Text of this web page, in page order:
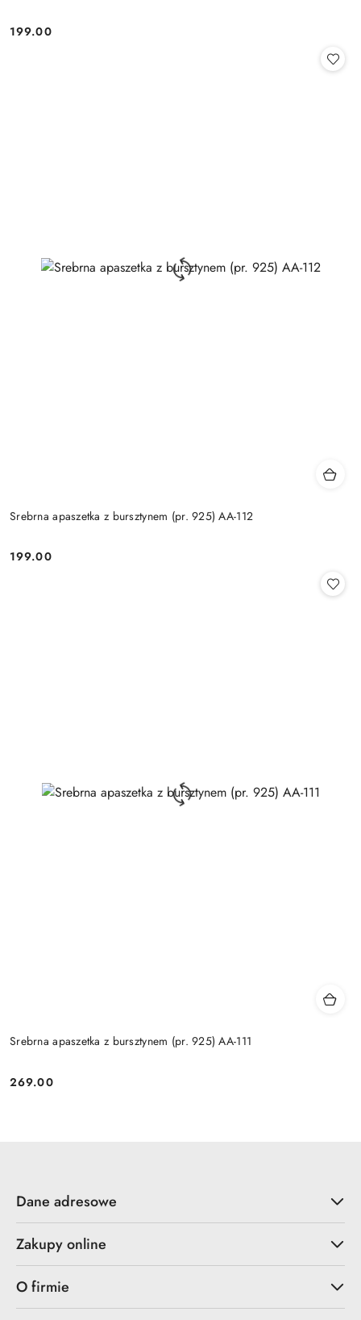
Cena:
199.00
Srebrna apaszetka z bursztynem (pr. 925) AA-112
Cena:
199.00
Srebrna apaszetka z bursztynem (pr. 925) AA-111
Cena:
269.00
Dane adresowe
Zakupy online
O firmie